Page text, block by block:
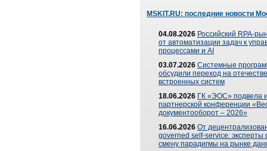
MSKIT.RU: последние новости
04.08.2026 Российский RPA-
от автоматизации задач к
процессами и AI
03.07.2026 Системные
обсудили переход на
встроенных систем
18.06.2026 ГК «ЭОС» подвела
партнерской конференции
документооборот – 2026»
16.06.2026 От
governed self-service: эксперты
смену парадигмы на рынке